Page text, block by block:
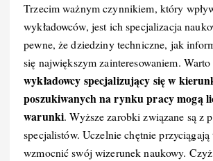
Trzecim ważnym czynnikiem, który
wykładowców, jest ich specjalizacja
pewne, że dziedziny techniczne, jak
się największym zainteresowaniem.
wykładowcy specjalizujący się w
poszukiwanych na rynku pracy mogą
warunki. Wyższe zarobki związane są z
specjalistów. Uczelnie chętnie
wzmocnić swój wizerunek naukowy.